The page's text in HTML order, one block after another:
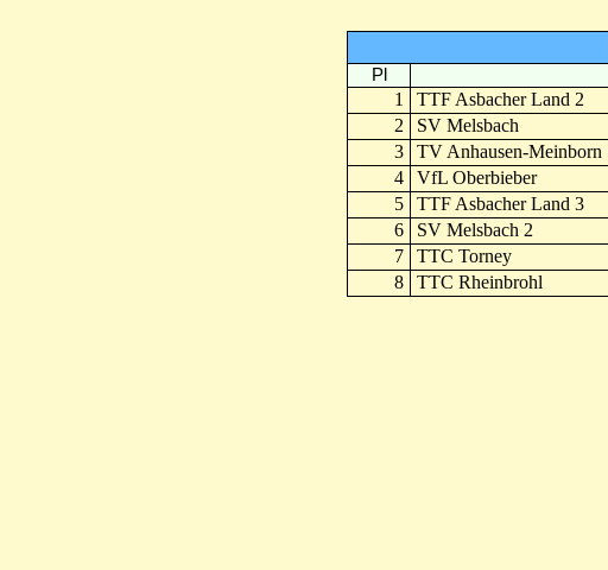
Pl
1 TTF Asbacher Land 2
2
SV Melsbach
3
TV Anhausen-Meinborn
4
VfL Oberbieber
5
TTF Asbacher Land 3
6
SV Melsbach 2
7
TTC Torney
8
TTC Rheinbrohl